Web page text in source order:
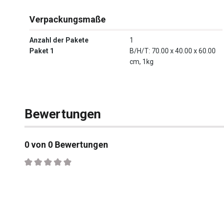
Verpackungsmaße
Anzahl der Pakete
1
Paket 1
B/H/T: 70.00 x 40.00 x 60.00
cm, 1kg
Bewertungen
0 von 0 Bewertungen
Durchschnittliche Bewertung von 0 von 5 Sternen